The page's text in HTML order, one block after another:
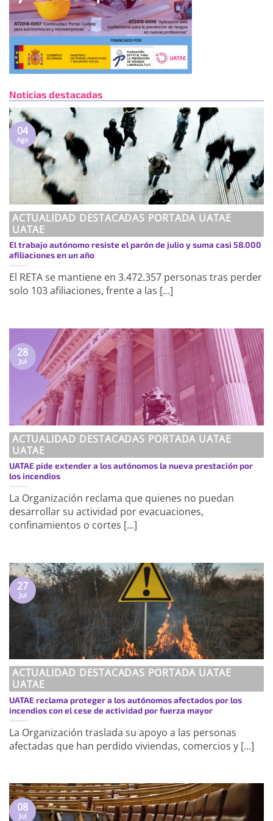
Noticias destacadas
ACTUALIDAD DESTACADAS PORTADA UATAE
UATAE
El trabajo autónomo resiste el parón de julio y suma casi 58.000
afiliaciones en un año
El RETA se mantiene en 3.472.357 personas tras perder
solo 103 afiliaciones, frente a las [...]
04
Ago
ACTUALIDAD DESTACADAS PORTADA UATAE
UATAE
UATAE pide extender a los autónomos la nueva prestación por
los incendios
La Organización reclama que quienes no puedan
desarrollar su actividad por evacuaciones,
confinamientos o cortes [...]
28
Jul
ACTUALIDAD DESTACADAS PORTADA UATAE
UATAE
UATAE reclama proteger a los autónomos afectados por los
incendios con el cese de actividad por fuerza mayor
La Organización traslada su apoyo a las personas
afectadas que han perdido viviendas, comercios y [...]
27
Jul
08
Jul